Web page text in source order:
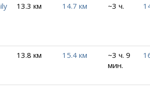
13.3 км 14.7 км ~3 ч.
13.8 км 15.4 км
~3 ч. 9
мин.